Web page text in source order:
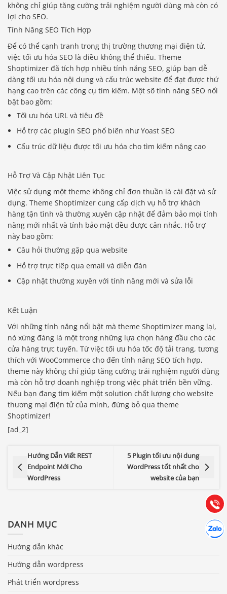
không chỉ giúp tăng cường trải nghiệm người dùng mà còn có
lợi cho SEO.
Tính Năng SEO Tích Hợp
Để có thể cạnh tranh trong thị trường thương mại điện tử,
việc tối ưu hóa SEO là điều không thể thiếu. Theme
Shoptimizer đã tích hợp nhiều tính năng SEO, giúp bạn dễ
dàng tối ưu hóa nội dung và cấu trúc website để đạt được thứ
hạng cao trên các công cụ tìm kiếm. Một số tính năng SEO nổi
bật bao gồm:
Tối ưu hóa URL và tiêu đề
Hỗ trợ các plugin SEO phổ biến như Yoast SEO
Cấu trúc dữ liệu được tối ưu hóa cho tìm kiếm nâng cao
Hỗ Trợ Và Cập Nhật Liên Tục
Việc sử dụng một theme không chỉ đơn thuần là cài đặt và sử
dụng. Theme Shoptimizer cung cấp dịch vụ hỗ trợ khách
hàng tận tình và thường xuyên cập nhật để đảm bảo mọi tính
năng mới nhất và tính bảo mật đều được cân nhắc. Hỗ trợ
này bao gồm:
Câu hỏi thường gặp qua website
Hỗ trợ trực tiếp qua email và diễn đàn
Cập nhật thường xuyên với tính năng mới và sửa lỗi
Kết Luận
Với những tính năng nổi bật mà theme Shoptimizer mang lại,
nó xứng đáng là một trong những lựa chọn hàng đầu cho các
cửa hàng trực tuyến. Từ việc tối ưu hóa tốc độ tải trang, tương
thích với WooCommerce cho đến tính năng SEO tích hợp,
theme này không chỉ giúp tăng cường trải nghiệm người dùng
mà còn hỗ trợ doanh nghiệp trong việc phát triển bền vững.
Nếu bạn đang tìm kiếm một solution chất lượng cho website
thương mại điện tử của mình, đừng bỏ qua theme
Shoptimizer!
[ad_2]
Hướng Dẫn Viết REST
Endpoint Mới Cho
WordPress
5 Plugin tối ưu nội dung
WordPress tốt nhất cho
website của bạn
DANH MỤC
Hướng dẫn khác
Hướng dẫn wordpress
Phát triển wordpress
Gọi
0903.976.769
Hướng dẫn & Hỗ trợ:
(028) 22.166.144
Chát